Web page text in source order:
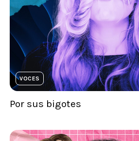
VOCES
Por sus bigotes